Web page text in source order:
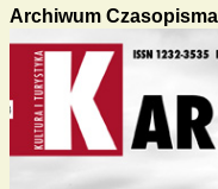
Archiwum Czasopisma